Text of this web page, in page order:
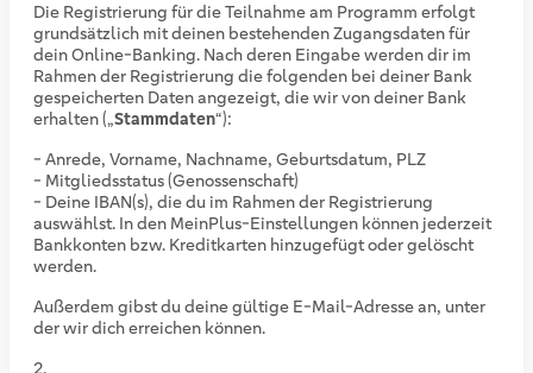
Die Registrierung für die Teilnahme am Programm erfolgt
grundsätzlich mit deinen bestehenden Zugangsdaten für
dein Online-Banking. Nach deren Eingabe werden dir im
Rahmen der Registrierung die folgenden bei deiner Bank
gespeicherten Daten angezeigt, die wir von deiner Bank
erhalten („Stammdaten“):
- Anrede, Vorname, Nachname, Geburtsdatum, PLZ
- Mitgliedsstatus (Genossenschaft)
- Deine IBAN(s), die du im Rahmen der Registrierung
auswählst. In den MeinPlus-Einstellungen können jederzeit
Bankkonten bzw. Kreditkarten hinzugefügt oder gelöscht
werden.
Außerdem gibst du deine gültige E-Mail-Adresse an, unter
der wir dich erreichen können.